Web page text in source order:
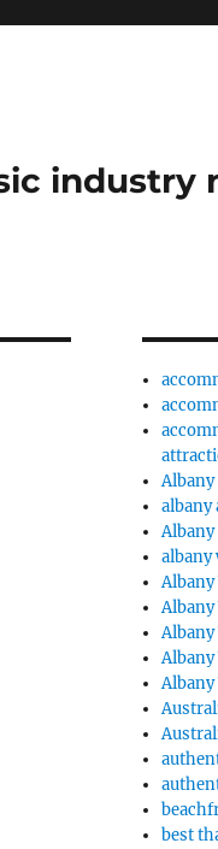
industry
albany
albany
Albany
Albany
Albany
Albany
best